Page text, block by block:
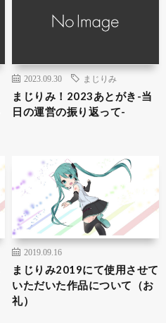
2023.09.30 まじりみ
まじりみ！2023あとがき-当
日の運営の振り返って-
2019.09.16
まじりみ2019にて使用させて
いただいた作品について（お
礼）